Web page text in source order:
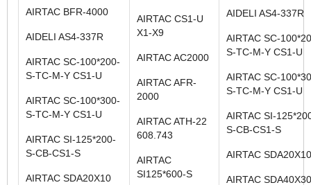
AIRTAC BFR-4000
AIDELI AS4-337R
AIRTAC SC-100*200-
S-TC-M-Y CS1-U
AIRTAC SC-100*300-
S-TC-M-Y CS1-U
AIRTAC SI-125*200-
S-CB-CS1-S
AIRTAC SDA20X10
AIRTAC CS1-U
X1-X9
AIRTAC AC2000
AIRTAC AFR-
2000
AIRTAC ATH-22
608.743
AIRTAC
SI125*600-S
AIDELI AS4-337R
AIRTAC SC-
S-TC-M-Y CS1-U
AIRTAC SC-
S-TC-M-Y CS1-U
AIRTAC SI-
S-CB-CS1-S
AIRTAC SDA20X10
AIRTAC SDA40X30